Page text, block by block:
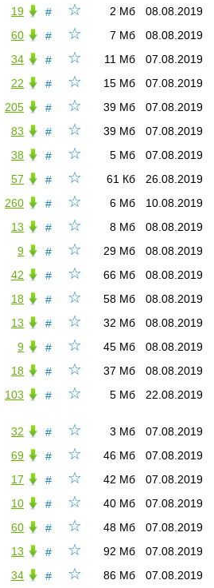
☆
# 08.08.2019
2 Мб
19
☆
# 08.08.2019
7 Мб
60
☆
# 07.08.2019
11 Мб
34
☆
# 07.08.2019
15 Мб
22
☆
# 07.08.2019
39 Мб
205
☆
# 07.08.2019
39 Мб
83
☆
# 07.08.2019
5 Мб
38
☆
# 26.08.2019
61 Кб
57
☆
# 10.08.2019
6 Мб
260
☆
# 08.08.2019
8 Мб
13
☆
# 08.08.2019
29 Мб
9
☆
# 08.08.2019
66 Мб
42
☆
# 08.08.2019
58 Мб
18
☆
# 08.08.2019
32 Мб
13
☆
# 08.08.2019
45 Мб
9
☆
# 08.08.2019
37 Мб
18
☆
# 22.08.2019
5 Мб
103
☆
# 07.08.2019
3 Мб
32
☆
# 07.08.2019
46 Мб
69
☆
# 07.08.2019
42 Мб
17
☆
# 07.08.2019
40 Мб
10
☆
# 07.08.2019
48 Мб
60
☆
# 07.08.2019
92 Мб
13
☆
# 07.08.2019
86 Мб
34